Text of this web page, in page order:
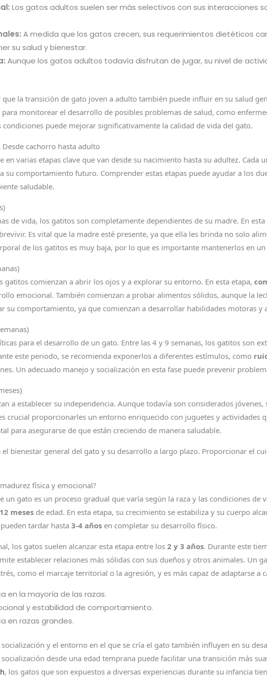
Los gatos adultos suelen ser más selectivos con sus interacciones
A medida que los gatos crecen, sus requerimientos dietéticos
su salud y bienestar.
Aunque los gatos adultos todavía disfrutan de jugar, su nivel de
la transición de gato joven a adulto también puede influir en su salud
monitorear el desarrollo de posibles problemas de salud, como
puede mejorar significativamente la calidad de vida del gato.
cachorro hasta adulto
en varias etapas clave que van desde su nacimiento hasta su adultez. Cada
su comportamiento futuro. Comprender estas etapas puede ayudar a los
saludable.
de vida, los gatitos son completamente dependientes de su madre. En esta
Es vital que la madre esté presente, ya que ella les brinda no solo
de los gatitos es muy baja, por lo que es importante mantenerlos en
gatitos comienzan a abrir los ojos y a explorar su entorno. En esta etapa,
emocional. También comienzan a probar alimentos sólidos, aunque la
su comportamiento, ya que comienzan a desarrollar habilidades motoras y
para el desarrollo de un gato. Entre las 4 y 9 semanas, los gatitos son
este periodo, se recomienda exponerlos a diferentes estímulos, como
Un adecuado manejo y socialización en esta fase puede prevenir
a establecer su independencia. Aunque todavía son considerados
crucial proporcionarles un entorno enriquecido con juguetes y actividades
para asegurarse de que están creciendo de manera saludable.
el bienestar general del gato y su desarrollo a largo plazo. Proporcionar el
física y emocional?
un gato es un proceso gradual que varía según la raza y las condiciones de
12 meses de edad. En esta etapa, su crecimiento se estabiliza y su cuerpo
tardar hasta 3-4 años en completar su desarrollo físico.
los gatos suelen alcanzar esta etapa entre los 2 y 3 años. Durante este
establecer relaciones más sólidas con sus dueños y otros animales. Un
como el marcaje territorial o la agresión, y es más capaz de adaptarse a
en la mayoría de las razas.
y estabilidad de comportamiento.
en razas grandes.
y el entorno en el que se cría el gato también influyen en su
desde una edad temprana puede facilitar una transición más
, los gatos que son expuestos a diversas experiencias durante su infancia